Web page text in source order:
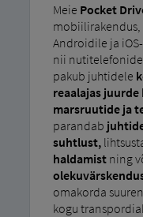
Meie Pocket
Androidile ja
nii
pakub juhtidele
reaalajas
marsruutide ja
parandab
suhtlust,
haldamistning
omakorda
kogu